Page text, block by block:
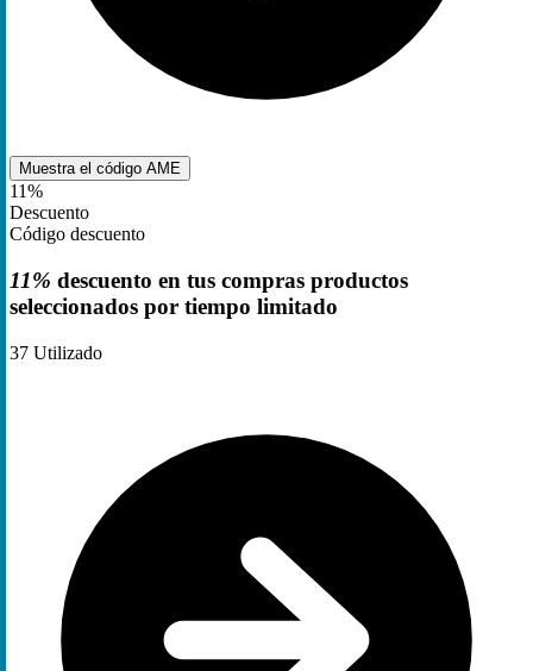
Muestra el código AME
11%
Descuento
Código descuento
11% descuento en tus compras productos
seleccionados por tiempo limitado
37 Utilizado